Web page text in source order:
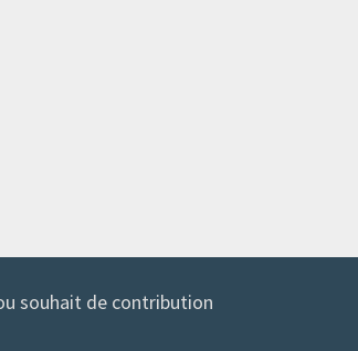
souhait de contribution